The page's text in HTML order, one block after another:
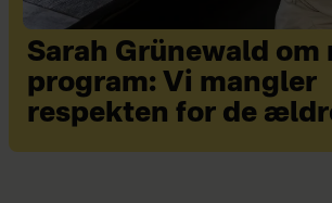
Sarah Grünewald om
program: Vi mangler
respekten for de